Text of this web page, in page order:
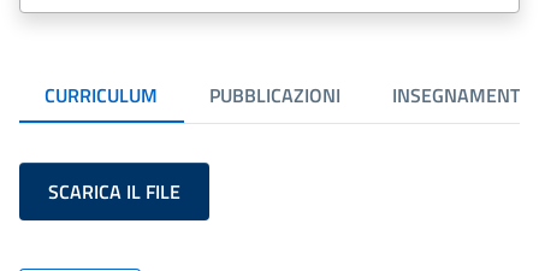
CURRICULUM PUBBLICAZIONI INSEGNAMENTI
SCARICA IL FILE